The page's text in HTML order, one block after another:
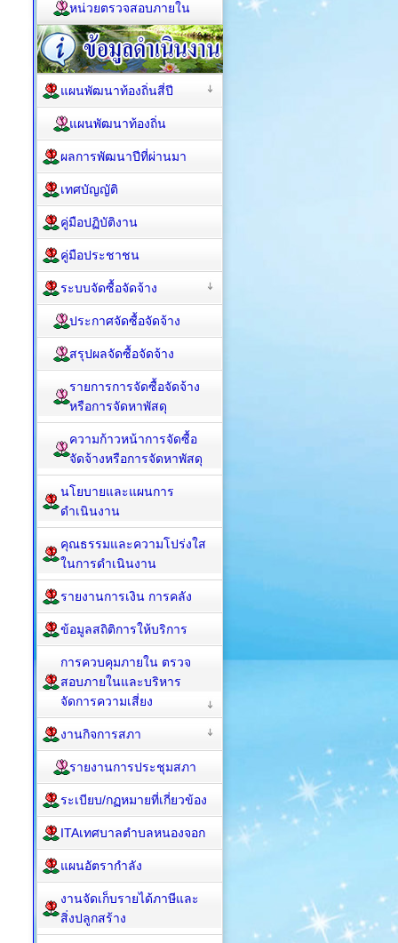
หน่วยตรวจสอบภายใน
แผนพัฒนาท้องถิ่นสี่ปี
แผนพัฒนาท้องถิ่น
ผลการพัฒนาปีที่ผ่านมา
เทศบัญญัติ
คู่มือปฏิบัติงาน
คู่มือประชาชน
ระบบจัดซื้อจัดจ้าง
ประกาศจัดซื้อจัดจ้าง
สรุปผลจัดซื้อจัดจ้าง
รายการการจัดซื้อจัดจ้าง
หรือการจัดหาพัสดุ
ความก้าวหน้าการจัดซื้อ
จัดจ้างหรือการจัดหาพัสดุ
นโยบายและแผนการ
ดำเนินงาน
คุณธรรมและความโปร่งใส
ในการดำเนินงาน
รายงานการเงิน การคลัง
ข้อมูลสถิติการให้บริการ
การควบคุมภายใน ตรวจ
สอบภายในและบริหาร
จัดการความเสี่ยง
งานกิจการสภา
รายงานการประชุมสภา
ระเบียบ/กฏหมายที่เกี่ยวข้อง
ITAเทศบาลตำบลหนองจอก
แผนอัตรากำลัง
งานจัดเก็บรายได้ภาษีและ
สิ่งปลูกสร้าง